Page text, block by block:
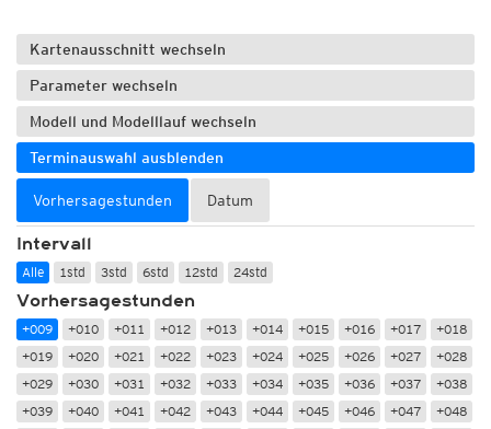
Kartenausschnitt wechseln
Parameter wechseln
Modell und Modelllauf wechseln
Terminauswahl ausblenden
Vorhersagestunden Datum
Intervall
Alle 1std 3std 6std 12std 24std
Vorhersagestunden
+009 +010 +011 +012 +013 +014 +015 +016 +017
+018
+019
+020 +021 +022 +023 +024 +025 +026 +027
+028
+029
+030 +031 +032 +033 +034 +035 +036 +037
+038
+039
+040 +041 +042 +043 +044 +045 +046 +047
+048